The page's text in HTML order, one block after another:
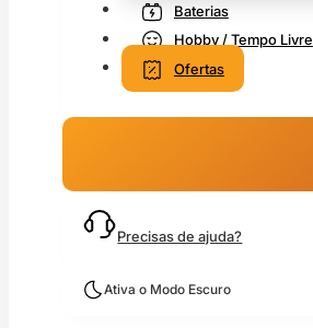
Baterias
Hobby / Tempo Livre
Ofertas
Precisas de ajuda?
Ativa o Modo Escuro